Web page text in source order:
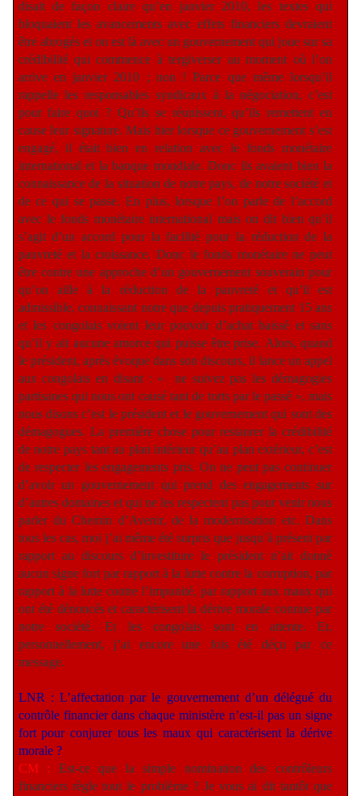
disait de façon claire qu’en janvier 2010, les textes qui
bloquaient les avancements avec effets financiers devraient
être abrogés et on est là avec un gouvernement qui joue sur sa
crédibilité qui commence à tergiverser au moment où l’on
arrive en janvier 2010 ; non ! Parce que même lorsqu’il
rappelle les responsables syndicaux à la négociation, c’est
pour faire quoi ? Qu’ils se réunissent, qu’ils remettent en
cause leur signature. Mais hier lorsque ce gouvernement s’est
engagé, il était bien en relation avec le fonds monétaire
international et la banque mondiale. Donc ils avaient bien la
connaissance de la situation de notre pays, de notre société et
de ce qui se passe. En plus, lorsque l’on parle de l’accord
avec le fonds monétaire international mais on dit bien qu’il
s’agit d’un accord pour la facilité pour la réduction de la
pauvreté et la croissance. Donc le fonds monétaire ne peut
être contre une approche d’un gouvernement souverain pour
qu’on aille à la réduction de la pauvreté et qu’il est
admissible, connaissant notre que depuis pratiquement 15 ans
et les congolais voient leur pouvoir d’achat baissé et sans
qu’il y ait aucune amorce qui puisse être prise. Alors, quand
le président, après évoque dans son discours, il lance un appel
aux congolais en disant : « ne suivez pas les démagogies
partisanes qui nous ont causé tant de torts par le passé », mais
nous disons c’est le président et le gouvernement qui sont des
démagogues. La première chose pour restaurer la crédibilité
de notre pays tant au plan intérieur qu’au plan extérieur, c’est
de respecter les engagements pris. On ne peut pas continuer
d’avoir un gouvernement qui prend des engagements sur
d’autres domaines et qui ne les respectent pas pour venir nous
parler du Chemin d’Avenir, de la modernisation etc. Dans
tous les cas, moi j’ai même été surpris que jusqu’à présent par
rapport au discours d’investiture le président n’ait donné
aucun signe fort par rapport à la lutte contre la corruption, par
rapport à la lutte contre l’impunité, par rapport aux maux qui
ont été dénoncés et caractérisent la dérive morale connue par
notre société. Et les congolais sont en attente. Et,
personnellement, j’ai encore une fois été déçu par ce
message.
LNR : L’affectation par le gouvernement d’un délégué du
contrôle financier dans chaque ministère n’est-il pas un signe
fort pour conjurer tous les maux qui caractérisent la dérive
morale ?
CM : Est-ce que la simple nomination des contrôleurs
financiers règle tout le problème ? Je vous ai dit tantôt que